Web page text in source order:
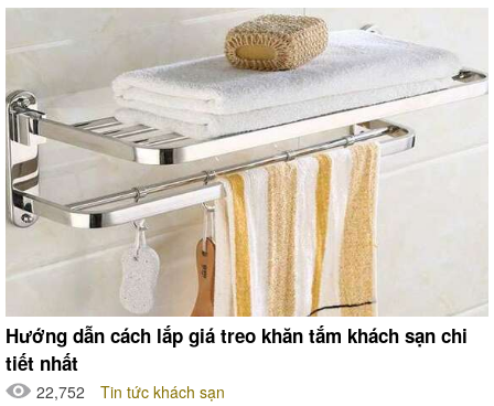
Hướng dẫn cách lắp giá treo khăn tắm khách sạn chi
tiết nhất
22,752
Tin tức khách sạn